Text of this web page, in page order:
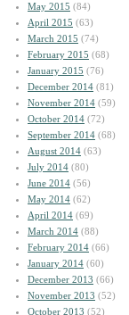
May 2015 (84)
April 2015 (63)
March 2015 (74)
February 2015 (68)
January 2015 (76)
December 2014 (81)
November 2014 (59)
October 2014 (72)
September 2014 (68)
August 2014 (63)
July 2014 (80)
June 2014 (56)
May 2014 (62)
April 2014 (69)
March 2014 (88)
February 2014 (66)
January 2014 (60)
December 2013 (66)
November 2013 (52)
October 2013 (52)